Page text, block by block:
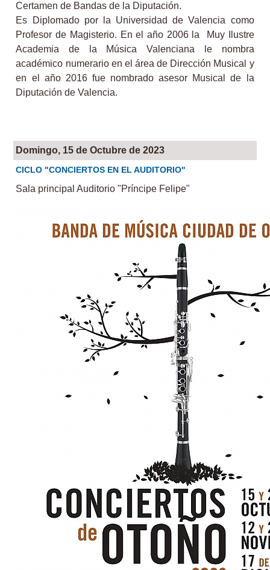
Certamen de Bandas de la Diputación.
Es Diplomado por la Universidad de Valencia como
Profesor de Magisterio. En el año 2006 la Muy Ilustre
Academia de la Música Valenciana le nombra
académico numerario en el área de Dirección Musical y
en el año 2016 fue nombrado asesor Musical de la
Diputación de Valencia.
Domingo, 15 de Octubre de 2023
CICLO "CONCIERTOS EN EL AUDITORIO"
Sala principal Auditorio "Príncipe Felipe"